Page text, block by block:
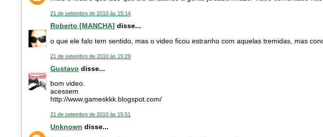
21 de setembro de 2010 às 15:14
Roberto [MANCHA] disse...
o que ele falo tem sentido, mas o video ficou estranho com aquelas tremidas, mas
21 de setembro de 2010 às 15:29
Gustavo disse...
bom video.
acessem
http://www.gameskkk.blogspot.com/
21 de setembro de 2010 às 15:51
Unknown disse...